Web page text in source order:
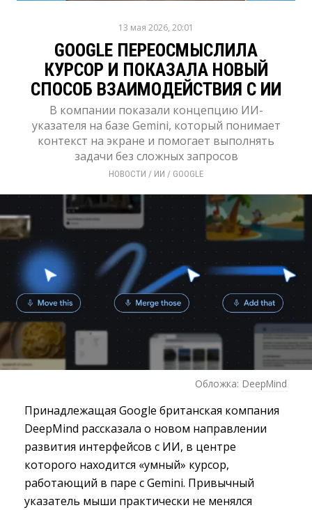
13 мая 2026, 20:01
GOOGLE ПЕРЕОСМЫСЛИЛА
КУРСОР И ПОКАЗАЛА НОВЫЙ
СПОСОБ ВЗАИМОДЕЙСТВИЯ С ИИ
В компании показали концепцию ИИ-
указателя на базе Gemini, который понимает
контекст на экране и помогает выполнять
задачи без сложных запросов
НОВОСТИ / ИИ / GOOGLE
Обложка: DeepMind
Принадлежащая Google британская компания
DeepMind рассказала о новом направлении
развития интерфейсов с ИИ, в центре
которого находится «умный» курсор,
работающий в паре с Gemini. Привычный
указатель мыши практически не менялся